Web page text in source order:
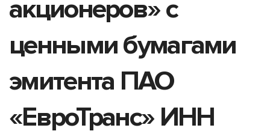
акционеров» с
ценными бумагами
эмитента ПАО
«ЕвроТранс» ИНН